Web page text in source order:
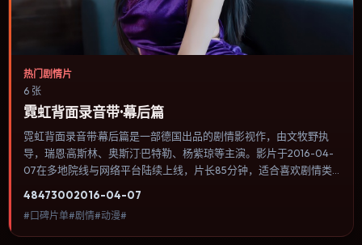
热门剧情片
6 张
霓虹背面录音带·幕后篇
霓虹背面录音带·幕后篇是一部德国出品的剧情影视作，由文牧野执
导，瑞恩·高斯林、奥斯汀·巴特勒、杨紫琼等主演。影片于2016-04-
07在多地院线与网络平台陆续上线，片长85分钟，适合喜欢剧情类
情节推进，节奏与视听语言统一，可作为休闲观影或类型片补片的选
择。
48473002016-04-07
#口碑片单#剧情#动漫#